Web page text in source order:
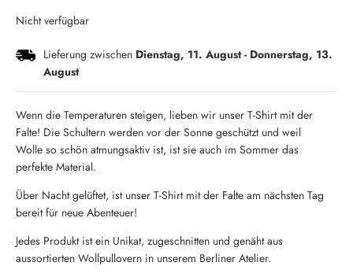
Nicht verfügbar
Lieferung zwischen Dienstag, 11. August- Donnerstag, 13.
August
Wenn die Temperaturen steigen, lieben wir unser T-Shirt mit der
Falte! Die Schultern werden vor der Sonne geschützt und weil
Wolle so schön atmungsaktiv ist, ist sie auch im Sommer das
perfekte Material.
Über Nacht gelüftet, ist unser T-Shirt mit der Falte am nächsten Tag
bereit für neue Abenteuer!
Jedes Produkt ist ein Unikat, zugeschnitten und genäht aus
aussortierten Wollpullovern in unserem Berliner Atelier.